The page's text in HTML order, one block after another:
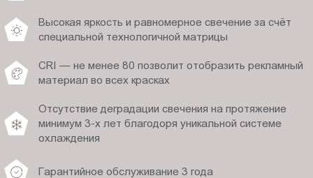
Высокая яркость и равномерное свечение за счёт
специальной технологичной матрицы
CRI — не менее 80 позволит отобразить рекламный
материал во всех красках
Отсутствие деградации свечения на протяжение
минимум 3-х лет благодоря уникальной системе
охлаждения
Гарантийное обслуживание 3 года